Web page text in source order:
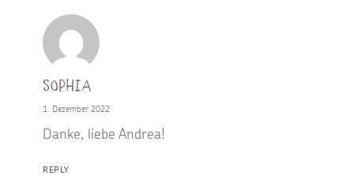
Sophia
1. Dezember 2022
Danke, liebe Andrea!
REPLY